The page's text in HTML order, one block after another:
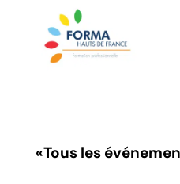
«Tous les